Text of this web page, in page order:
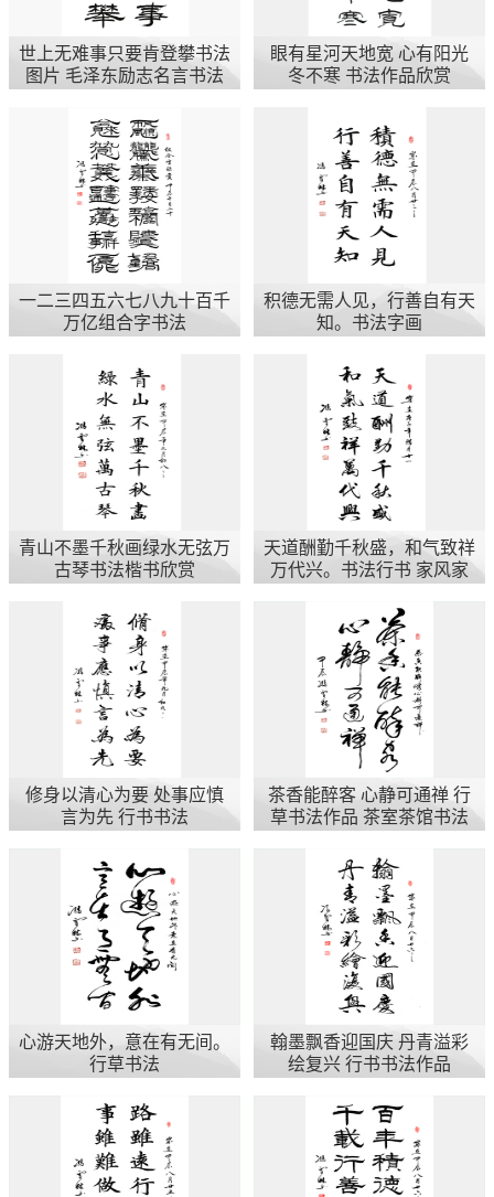
世上无难事只要肯登攀书法
图片 毛泽东励志名言书法
眼有星河天地宽 心有阳光
冬不寒 书法作品欣赏
一二三四五六七八九十百千
万亿组合字书法
积德无需人见，行善自有天
知。书法字画
青山不墨千秋画绿水无弦万
古琴书法楷书欣赏
天道酬勤千秋盛，和气致祥
万代兴。书法行书 家风家
修身以清心为要 处事应慎
言为先 行书书法
茶香能醉客 心静可通禅 行
草书法作品 茶室茶馆书法
心游天地外，意在有无间。
行草书法
翰墨飘香迎国庆 丹青溢彩
绘复兴 行书书法作品